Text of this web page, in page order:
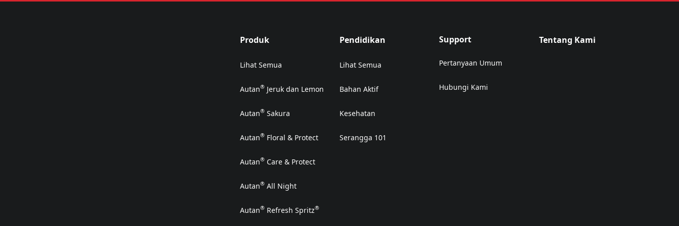
Produk
Lihat Semua
Autan®Jeruk dan Lemon
Autan®Sakura
Autan®Floral & Protect
Autan®Care & Protect
Autan®All Night
Autan®Refresh Spritz®
Pendidikan
Lihat Semua
Bahan Aktif
Kesehatan
Serangga 101
Support
Pertanyaan Umum
Hubungi Kami
(Opens in a new tab)
Tentang Kami